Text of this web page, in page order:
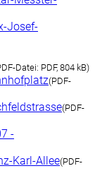
Josef-
Datei: PDF, 804 kB)
(PDF-
(PDF-
-
Karl-Allee(PDF-